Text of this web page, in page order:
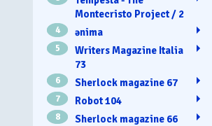
Montecristo Project / 2
4 ənima
5
Writers Magazine Italia
73
6 Sherlock magazine 67
7 Robot 104
8 Sherlock magazine 66